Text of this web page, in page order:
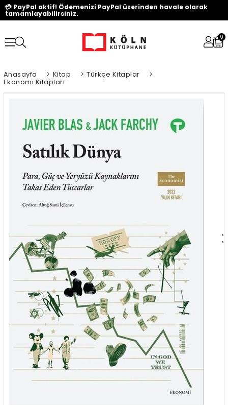
💳 PayPal aktif! Ödemenizi PayPal üzerinden havale olarak
tamamlayabilirsiniz.
0
Anasayfa > Kitap > Türkçe Kitaplar >
Ekonomi Kitapları
‹
›